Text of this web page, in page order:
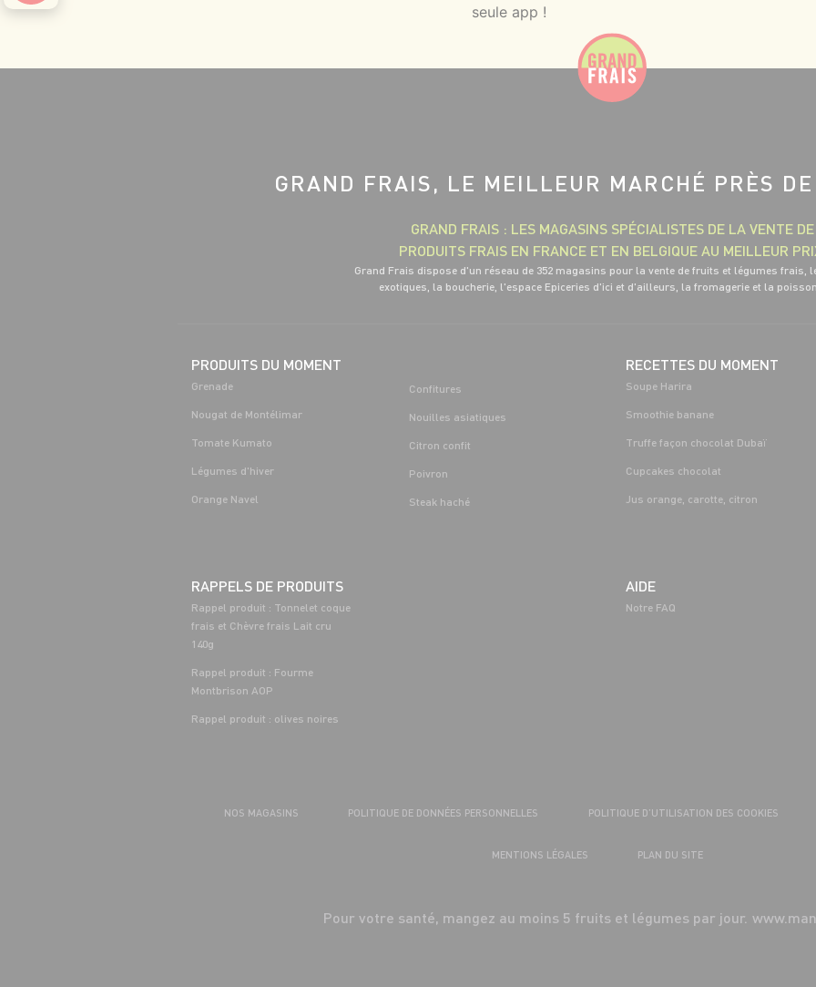
seule app !
GRAND FRAIS, LE MEILLEUR MARCHÉ PRÈS DE
GRAND FRAIS : LES MAGASINS SPÉCIALISTES DE LA VENTE DE
PRODUITS FRAIS EN FRANCE ET EN BELGIQUE AU MEILLEUR
Grand Frais dispose d'un réseau de 352 magasins pour la vente de fruits et légumes frais,
exotiques, la boucherie, l'espace Epiceries d'ici et d'ailleurs, la fromagerie et la
PRODUITS DU MOMENT
Grenade
Nougat de Montélimar
Tomate Kumato
Légumes d'hiver
Orange Navel
Confitures
Nouilles asiatiques
Citron confit
Poivron
Steak haché
RECETTES DU MOMENT
Soupe Harira
Smoothie banane
Truffe façon chocolat Dubaï
Cupcakes chocolat
Jus orange, carotte, citron
RAPPELS DE PRODUITS
Rappel produit : Tonnelet coque
frais et Chèvre frais Lait cru
140g
Rappel produit : Fourme
Montbrison AOP
Rappel produit : olives noires
AIDE
Notre FAQ
NOS MAGASINS POLITIQUE DE DONNÉES PERSONNELLES POLITIQUE D’UTILISATION DES COOKIES
MENTIONS LÉGALES PLAN DU SITE
Pour votre santé, mangez au moins 5 fruits et légumes par jour.